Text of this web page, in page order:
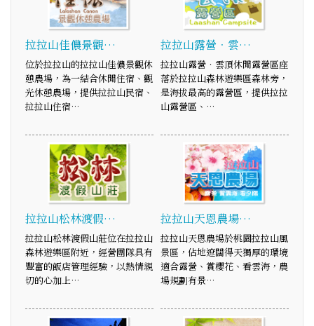
拉拉山佳儂景觀…
位於拉拉山的拉拉山佳儂景觀休
憩農場，為一結合休閒住宿、觀
光休憩農場，提供拉拉山民宿、
拉拉山住宿…
拉拉山露營．雲…
拉拉山露營．雲頂休閒露營區座
落於拉拉山森林遊樂區森林旁，
是海拔最高的露營區，提供拉拉
山露營區、…
拉拉山松林渡假…
拉拉山松林渡假山莊位在拉拉山
森林遊樂區附近，經營團隊具有
豐富的飯店管理經驗，以熱情親
切的心加上…
拉拉山天恩農場…
拉拉山天恩農場於桃園拉拉山風
景區，佔地遼闊得天獨厚的環境
適合露營、賞櫻花、看雲海，農
場規劃有景…